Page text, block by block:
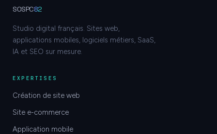
SOSPC82
Studio digital français. Sites web,
applications mobiles, logiciels métiers, SaaS,
IA et SEO sur mesure.
EXPERTISES
Création de site web
Site e-commerce
Application mobile